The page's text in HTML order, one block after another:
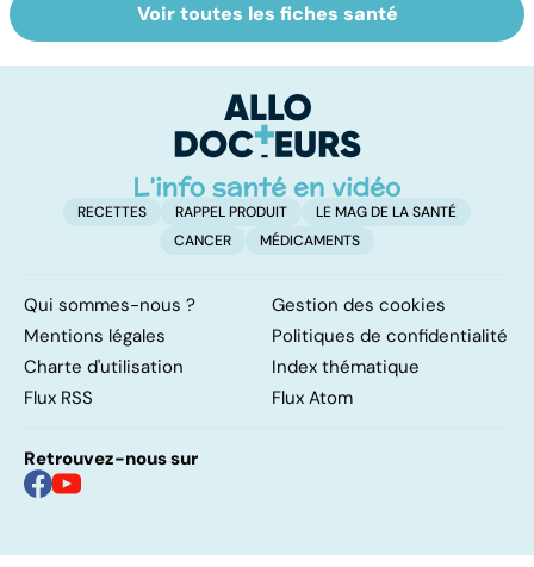
Tout savoir sur
les infections
Inflammation des
amygdales : que
d'angine ?
Voir toutes les fiches santé
RECETTES RAPPEL PRODUIT
LE MAG DE LA SANTÉ
CANCER
MÉDICAMENTS
Qui sommes-nous ?
Gestion des cookies
Mentions légales
Politiques de confidentialité
Charte d'utilisation
Index thématique
Flux RSS
Flux Atom
Retrouvez-nous sur